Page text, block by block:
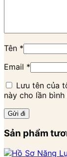
Tên *
Email *
Lưu tên của
này cho lần
Sản phẩm